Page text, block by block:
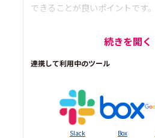
できることが良いポイントです。
続きを開く
連携して利用中のツール
Slack Box